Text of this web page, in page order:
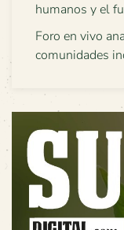
humanos y el
Foro en vivo
comunidades